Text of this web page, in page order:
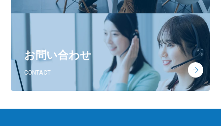
お問い合わせ
CONTACT